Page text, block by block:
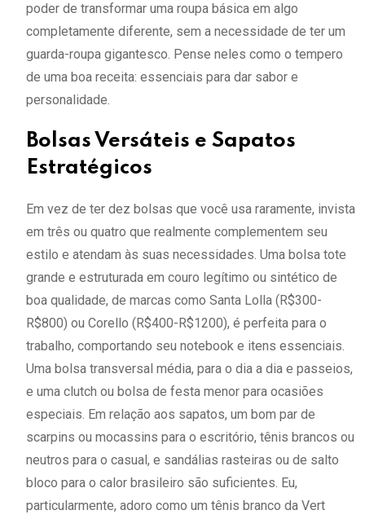
poder de transformar uma roupa básica em algo
completamente diferente, sem a necessidade de ter um
guarda-roupa gigantesco. Pense neles como o tempero
de uma boa receita: essenciais para dar sabor e
personalidade.
Bolsas Versáteis e Sapatos
Estratégicos
Em vez de ter dez bolsas que você usa raramente, invista
em três ou quatro que realmente complementem seu
estilo e atendam às suas necessidades. Uma bolsa tote
grande e estruturada em couro legítimo ou sintético de
boa qualidade, de marcas como Santa Lolla (R$300-
R$800) ou Corello (R$400-R$1200), é perfeita para o
trabalho, comportando seu notebook e itens essenciais.
Uma bolsa transversal média, para o dia a dia e passeios,
e uma clutch ou bolsa de festa menor para ocasiões
especiais. Em relação aos sapatos, um bom par de
scarpins ou mocassins para o escritório, tênis brancos ou
neutros para o casual, e sandálias rasteiras ou de salto
bloco para o calor brasileiro são suficientes. Eu,
particularmente, adoro como um tênis branco da Vert